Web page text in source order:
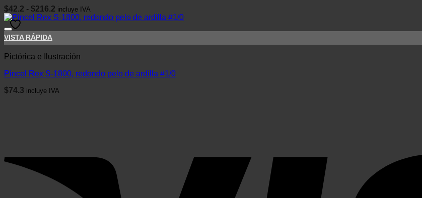
$42.2 - $216.2 Rango
de
desde
$216.2
incluye IVA
VISTA RÁPIDA
Pictórica e Ilustración
Pincel Rex S-1800, redondo pelo de ardilla #1/0
$74.3 incluye IVA